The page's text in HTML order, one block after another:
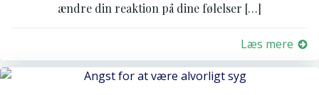
ændre din reaktion på dine følelser […]
Læs mere